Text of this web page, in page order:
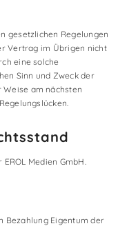
gesetzlichen Regelungen
Vertrag im Übrigen nicht
eine solche
Sinn und Zweck der
am nächsten
Medien GmbH.
Bezahlung Eigentum der